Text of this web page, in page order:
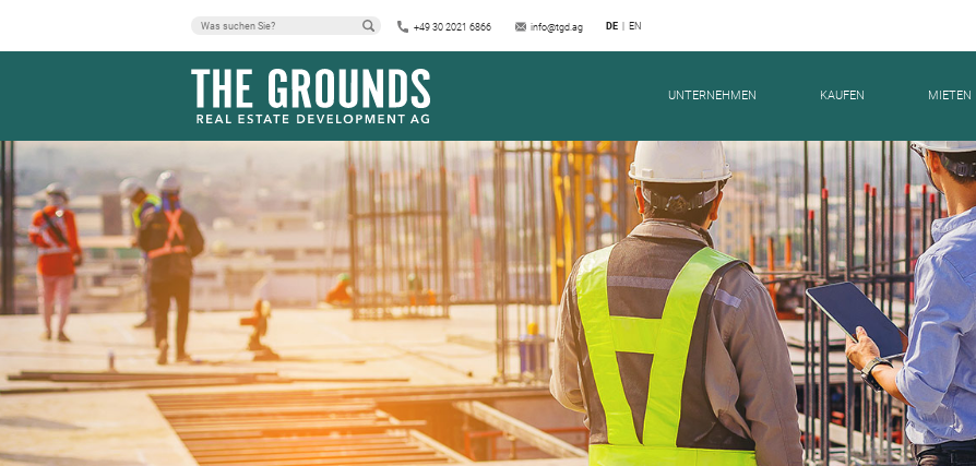
+49 30 2021 6866 info@tgd.ag DE EN
UNTERNEHMEN KAUFEN MIETEN
PFLANZFRAUENWEG 1 | 14546-V WE 09